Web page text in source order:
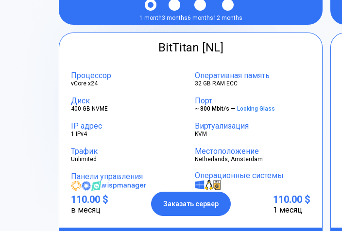
1 month3 months6 months12 months
BitTitan [NL]
Процессор
vCore x24
Оперативная память
32 GB RAM ECC
Диск
400 GB NVME
Порт
~ 800 Mbit/s — Looking Glass
IP адрес
1 IPv4
Виртуализация
KVM
Трафик
Unlimited
Местоположение
Netherlands, Amsterdam
Панели управления Операционные системы
110.00 $
в месяц
Заказать сервер 110.00 $
1 месяц